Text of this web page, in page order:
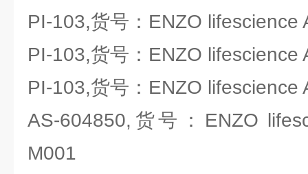
PI-103,货号：ENZO lifescience
PI-103,货号：ENZO lifescience
PI-103,货号：ENZO lifescience
AS-604850,货号：ENZO
M001